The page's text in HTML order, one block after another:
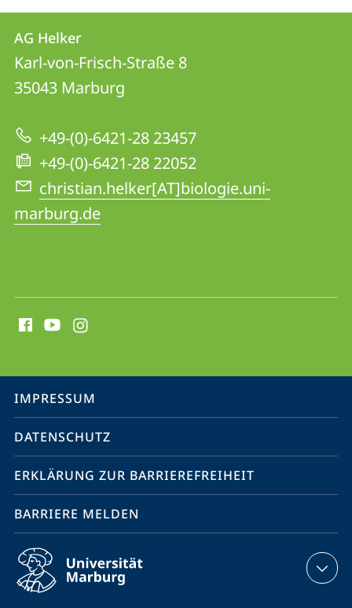
Kontakt
und
Informationen
zur
Website
Kontaktinformationen
AG
Helker
AG Helker
Karl-von-Frisch-Straße 8
35043 Marburg
+49-(0)-6421-28 23457
+49-(0)-6421-28 22052
christian.helker[AT]biologie.uni-
marburg.de
Media
Service-
Navigation
IMPRESSUM
DATENSCHUTZ
ERKLÄRUNG ZUR BARRIEREFREIHEIT
BARRIERE MELDEN